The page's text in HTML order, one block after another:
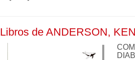
Libros de ANDERSON,